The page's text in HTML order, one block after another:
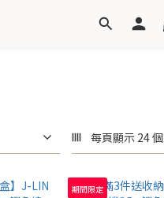
每頁顯示 24 個
期間限定